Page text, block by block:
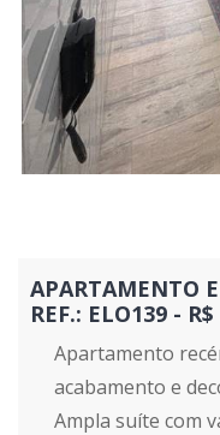
APARTAMENTO
REF.: ELO139 -
Apartamento
acabamento e
Ampla suíte com